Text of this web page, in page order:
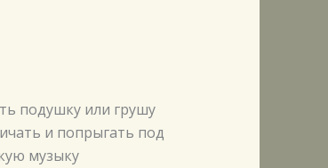
подушку или грушу
и попрыгать под
музыку